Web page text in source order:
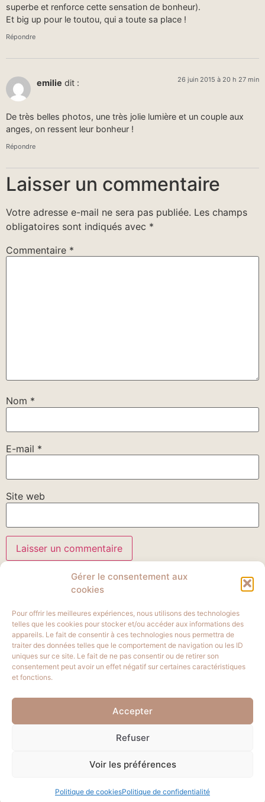
Gérer le consentement aux
cookies
Pour offrir les meilleures expériences, nous utilisons des technologies
telles que les cookies pour stocker et/ou accéder aux informations des
appareils. Le fait de consentir à ces technologies nous permettra de
traiter des données telles que le comportement de navigation ou les ID
uniques sur ce site. Le fait de ne pas consentir ou de retirer son
consentement peut avoir un effet négatif sur certaines caractéristiques
et fonctions.
Accepter
Refuser
Voir les préférences
Politique de cookiesPolitique de confidentialité
superbe et renforce cette sensation de bonheur).
Et big up pour le toutou, qui a toute sa place !
Répondre
emilie dit : 26 juin 2015 à 20 h 27 min
De très belles photos, une très jolie lumière et un couple aux
anges, on ressent leur bonheur !
Répondre
Laisser un commentaire
Votre adresse e-mail ne sera pas publiée. Les champs
obligatoires sont indiqués avec *
Commentaire *
Nom *
E-mail *
Site web
06 68 23 86 98